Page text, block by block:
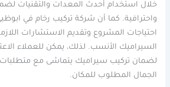
خلال استخدام أحدث المعدات والتقنيات
واحترافية. كما أن شركة تركيب رخام في
احتياجات المشروع وتقديم الاستشارات
السيراميك الأنسب. لذلك، يمكن للعملاء
لضمان تركيب سيراميك يتماشى مع
الجمال المطلوب للمكان.